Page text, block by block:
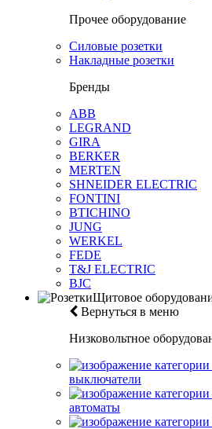
Прочее оборудование
Силовые розетки
Накладные розетки
Бренды
ABB
LEGRAND
GIRA
BERKER
MERTEN
SHNEIDER ELECTRIC
FONTINI
BTICHINO
JUNG
WERKEL
FEDE
T&J ELECTRIC
BJC
Щитовое
Вернуться в меню
Низковольтное
выключатели
автоматы